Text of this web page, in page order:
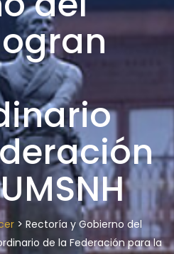
> Rectoría y Gobierno del
de la Federación para la